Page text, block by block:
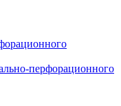
перфорационного